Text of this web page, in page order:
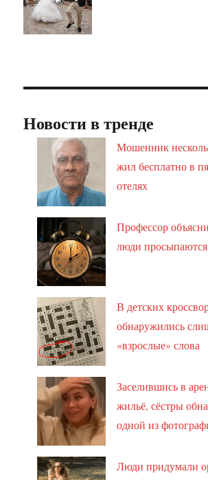
Новости в тренде
Мошенник
жил бесплатно в
отелях
Профессор
люди просыпаются
В детских
обнаружились
«взрослые» слова
Заселившись в
жильё, сёстры
одной из
Люди придумали